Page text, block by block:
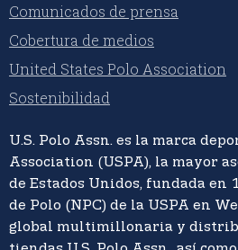
Comunicados de prensa
Cobertura de medios
United States Polo Association
Sostenibilidad
U.S. Polo Assn. es la marca
Association (USPA), la mayor
de Estados Unidos, fundada en
de Polo (NPC) de la USPA en
global multimillonaria y